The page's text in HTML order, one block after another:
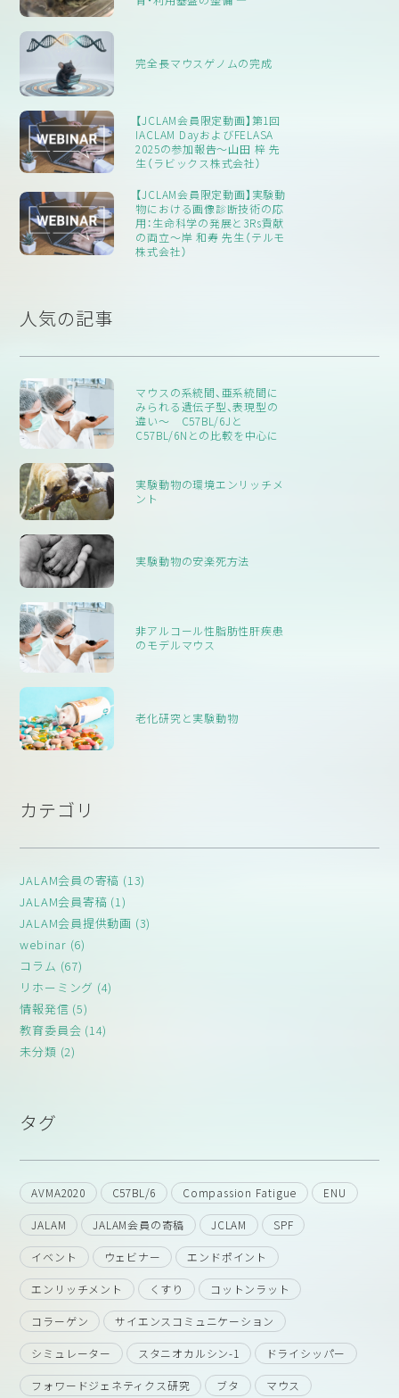
完全長マウスゲノムの完成
【JCLAM会員限定動画】第1回
IACLAM DayおよびFELASA
2025の参加報告～山田 梓 先
生（ラビックス株式会社）
【JCLAM会員限定動画】実験動
物における画像診断技術の応
用：生命科学の発展と3Rs貢献
の両立～岸 和寿 先生（テルモ
株式会社）
人気の記事
マウスの系統間、亜系統間に
みられる遺伝子型、表現型の
違い〜 C57BL/6Jと
C57BL/6Nとの比較を中心に
実験動物の環境エンリッチメ
ント
実験動物の安楽死方法
非アルコール性脂肪性肝疾患
のモデルマウス
老化研究と実験動物
カテゴリ
JALAM会員の寄稿 (13)
JALAM会員寄稿 (1)
JALAM会員提供動画 (3)
webinar (6)
コラム (67)
リホーミング (4)
情報発信 (5)
教育委員会 (14)
未分類 (2)
タグ
AVMA2020 C57BL/6 Compassion Fatigue ENU
JALAM JALAM会員の寄稿 JCLAM SPF
イベント ウェビナー エンドポイント
エンリッチメント くすり コットンラット
コラーゲン サイエンスコミュニケーション
シミュレーター スタニオカルシン-1 ドライシッパー
フォワードジェネティクス研究 ブタ マウス